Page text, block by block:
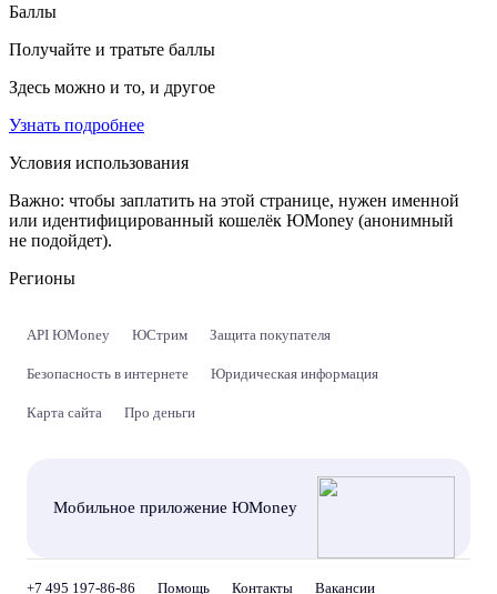
Баллы
Получайте и тратьте баллы
Здесь можно и то, и другое
Узнать подробнее
Условия использования
Важно: чтобы заплатить на этой странице, нужен именной
или идентифицированный кошелёк ЮMoney (анонимный
не подойдет).
Регионы
API ЮMoney ЮСтрим Защита покупателя
Безопасность в интернете Юридическая информация
Карта сайта Про деньги
Мобильное приложение ЮMoney
+7 495 197-86-86 Помощь Контакты Вакансии